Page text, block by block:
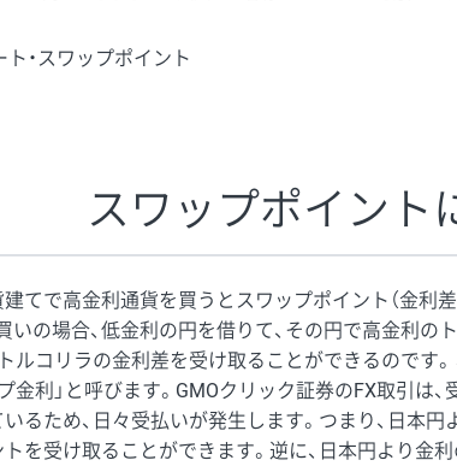
・スワップポイント
スワップポイント
てで高金利通貨を買うとスワップポイント（金利
いの場合、低金利の円を借りて、その円で高金利の
ルコリラの金利差を受け取ることができるのです
金利」と呼びます。GMOクリック証券のFX取引は
るため、日々受払いが発生します。つまり、日本
を受け取ることができます。逆に、日本円より金